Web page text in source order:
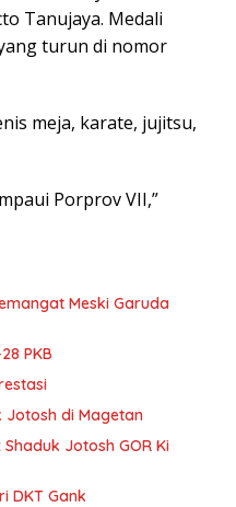
Tanujaya. Medali
turun di nomor
meja, karate, jujitsu,
Porprov VII,”
Meski Garuda
PKB
Jotosh di Magetan
Jotosh GOR Ki
DKT Gank